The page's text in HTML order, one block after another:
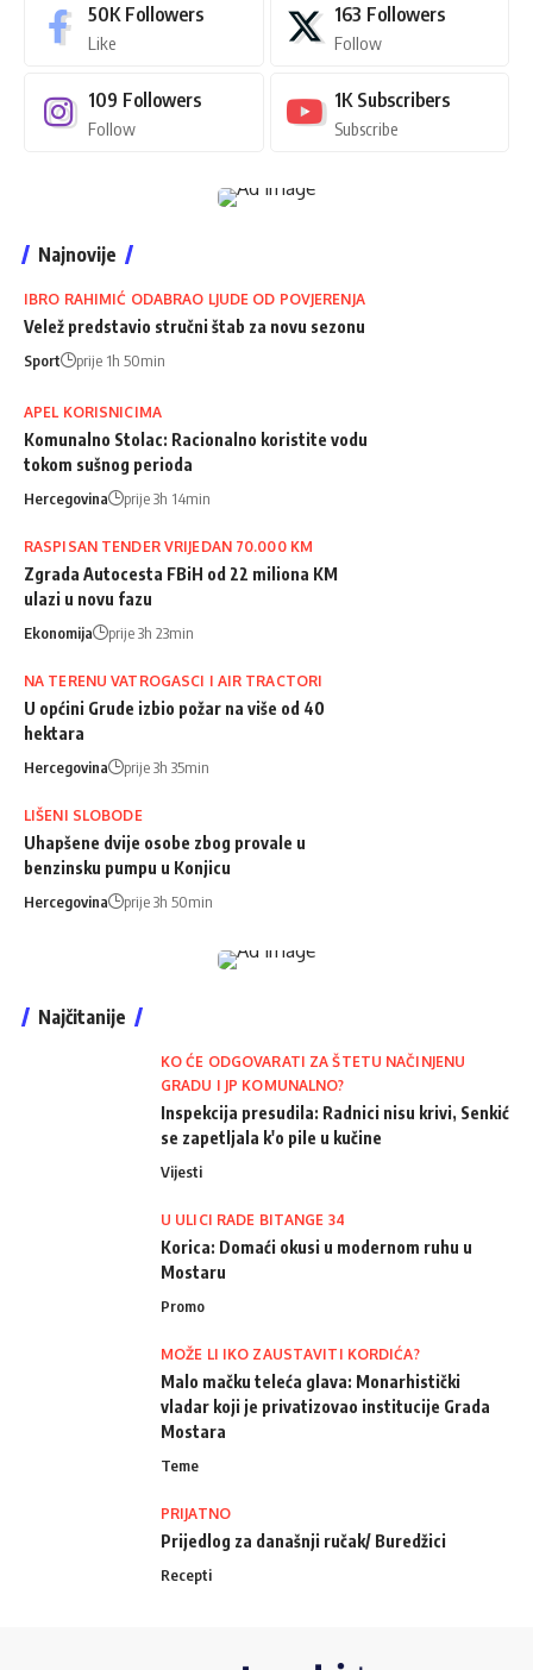
50K Followers
Like
163 Followers
Follow
109 Followers
Follow
1K Subscribers
Subscribe
Najnovije
IBRO RAHIMIĆ ODABRAO LJUDE OD POVJERENJA
Velež predstavio stručni štab za novu sezonu
Sport prije 1h 50min
APEL KORISNICIMA
Komunalno Stolac: Racionalno koristite vodu
tokom sušnog perioda
Hercegovina prije 3h 14min
RASPISAN TENDER VRIJEDAN 70.000 KM
Zgrada Autocesta FBiH od 22 miliona KM
ulazi u novu fazu
Ekonomija prije 3h 23min
NA TERENU VATROGASCI I AIR TRACTORI
U općini Grude izbio požar na više od 40
hektara
Hercegovina prije 3h 35min
LIŠENI SLOBODE
Uhapšene dvije osobe zbog provale u
benzinsku pumpu u Konjicu
Hercegovina prije 3h 50min
Najčitanije
KO ĆE ODGOVARATI ZA ŠTETU NAČINJENU
GRADU I JP KOMUNALNO?
Inspekcija presudila: Radnici nisu krivi, Senkić
se zapetljala k'o pile u kučine
Vijesti
U ULICI RADE BITANGE 34
Korica: Domaći okusi u modernom ruhu u
Mostaru
Promo
MOŽE LI IKO ZAUSTAVITI KORDIĆA?
Malo mačku teleća glava: Monarhistički
vladar koji je privatizovao institucije Grada
Mostara
Teme
PRIJATNO
Prijedlog za današnji ručak/ Buredžici
Recepti